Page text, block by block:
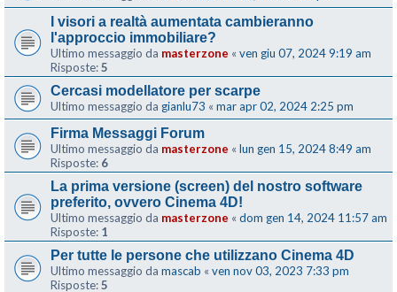
I visori a realtà aumentata cambieranno
l'approccio immobiliare?
Ultimo messaggio da masterzone « ven giu 07, 2024 9:19 am
Risposte:5
Cercasi modellatore per scarpe
Ultimo messaggio da gianlu73 « mar apr 02, 2024 2:25 pm
Firma Messaggi Forum
Ultimo messaggio da masterzone « lun gen 15, 2024 8:49 am
Risposte: 6
La prima versione (screen) del nostro software
preferito, ovvero Cinema 4D!
Ultimo messaggio da masterzone « dom gen 14, 2024 11:57 am
Risposte: 1
Per tutte le persone che utilizzano Cinema 4D
Ultimo messaggio da mascab « ven nov 03, 2023 7:33 pm
Risposte:5